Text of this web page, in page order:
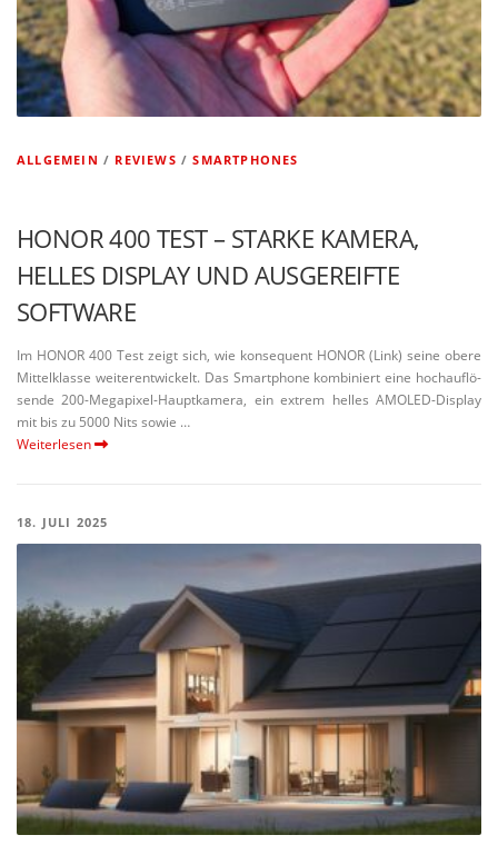
ALLGEMEIN / REVIEWS /SMARTPHONES
HONOR 400 TEST – STARKE KAMERA,
HELLES DISPLAY UND AUSGE­REIFTE
SOFTWARE
Im HONOR 400 Test zeigt sich, wie konse­quent HONOR (Link) seine obere
Mittel­klasse weiter­ent­wi­ckelt. Das Smart­phone kombi­niert eine hochauf­lö­
sende 200-Megapixel-Haupt­­kamera, ein extrem helles AMOLED-Display
mit bis zu 5000 Nits sowie …
Weiterlesen
18. JULI 2025